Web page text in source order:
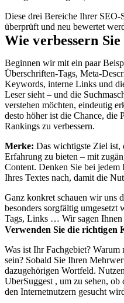
Diese drei Bereiche Ihrer SEO-
überprüft und neu bewertet
Wie verbessern
Beginnen wir mit ein paar
Überschriften-Tags, Meta-
Keywords, interne Links und
Leser sieht – und die
verstehen möchten, eindeutig
desto höher ist die Chance, die
Rankings zu verbessern.
Merke: Das wichtigste Ziel ist,
Erfahrung zu bieten – mit
Content. Denken Sie bei
Ihres Textes nach, damit die
Ganz konkret schauen wir uns
besonders sorgfältig umgesetzt
Tags, Links … Wir sagen Ihnen
Verwenden Sie die richtigen
Was ist Ihr Fachgebiet?
sein? Sobald Sie Ihren
dazugehörigen Wortfeld.
UberSuggest , um zu sehen,
den Internetnutzern gesucht